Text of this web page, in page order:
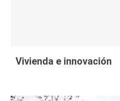
Vivienda e innovación